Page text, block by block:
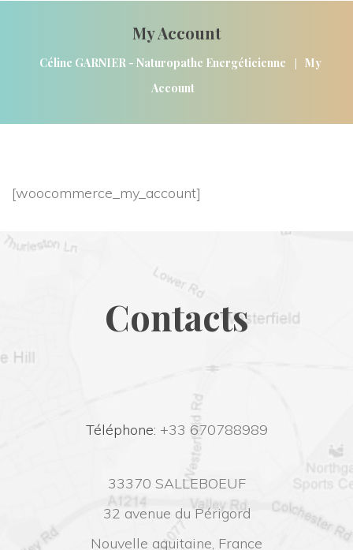
My Account
Céline GARNIER - Naturopathe Energéticienne | My
Account
[woocommerce_my_account]
Contact
Téléphone: +33 670788989
33370 SALLEBOEUF
32 avenue du Périgord
Nouvelle aquitaine, France